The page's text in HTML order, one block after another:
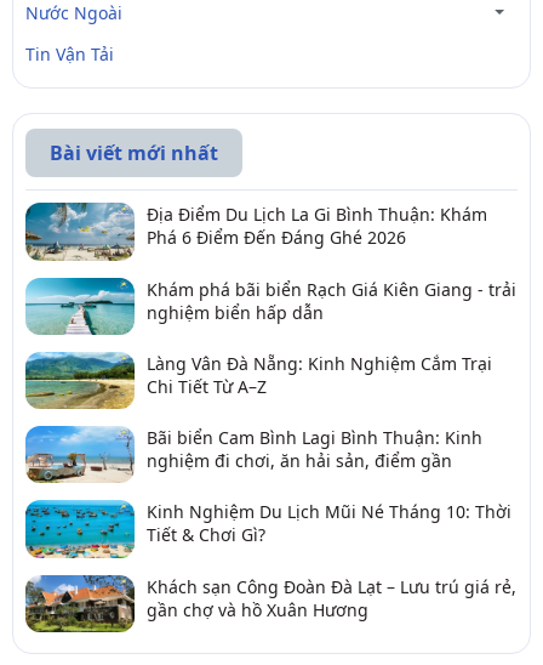
Nước Ngoài
Tin Vận Tải
Bài viết mới nhất
Địa Điểm Du Lịch La Gi Bình Thuận: Khám
Phá 6 Điểm Đến Đáng Ghé 2026
Khám phá bãi biển Rạch Giá Kiên Giang - trải
nghiệm biển hấp dẫn
Làng Vân Đà Nẵng: Kinh Nghiệm Cắm Trại
Chi Tiết Từ A–Z
Bãi biển Cam Bình Lagi Bình Thuận: Kinh
nghiệm đi chơi, ăn hải sản, điểm gần
Kinh Nghiệm Du Lịch Mũi Né Tháng 10: Thời
Tiết & Chơi Gì?
Khách sạn Công Đoàn Đà Lạt – Lưu trú giá rẻ,
gần chợ và hồ Xuân Hương